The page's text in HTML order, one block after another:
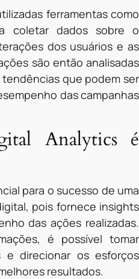
ferramentas como
coletar dados sobre o
dos usuários e as
são então analisadas
que podem ser
das campanhas
Analytics é
para o sucesso de uma
pois fornece insights
das ações realizadas.
é possível tomar
e direcionar os esforços
resultados.